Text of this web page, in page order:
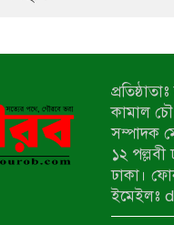
কামাল
সম্পাদক
১২ পল্লবী
ঢাকা।
ইমেইলঃ